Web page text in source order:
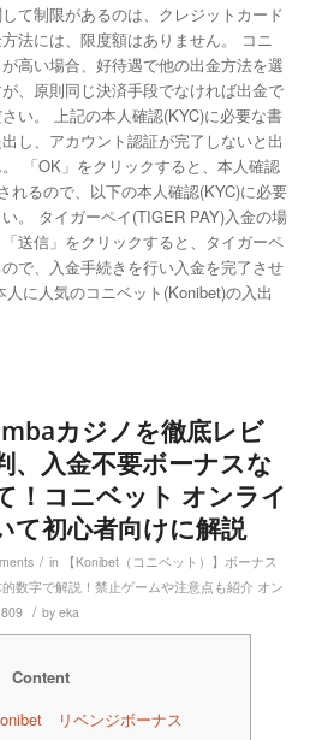
て制限があるのは、クレジットカード
法には、限度額はありません。 コニ
高い場合、好待遇で他の出金方法を選
、原則同じ決済手段でなければ出金で
い。 上記の本人確認(KYC)に必要な書
し、アカウント認証が完了しないと出
「OK」をクリックすると、本人確認
れるので、以下の本人確認(KYC)に必要
。 タイガーペイ(TIGER PAY)入金の場
送信」をクリックすると、タイガーペ
で、入金手続きを行い入金を完了させ
に人気のコニベット(Konibet)の入出
カジノを徹底レビ
、入金不要ボーナスな
！コニベット オンライ
て初心者向けに解説
/ in
【Konibet（コニベット）】ボーナス
数字で解説！禁止ゲームや注意点も紹介 オン
/ by eka
Content
リベンジボーナス